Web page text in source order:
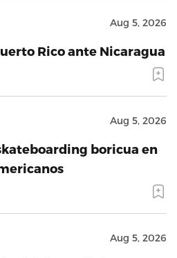
Aug 5, 2026
Rico ante Nicaragua
Aug 5, 2026
boricua en
Aug 5, 2026